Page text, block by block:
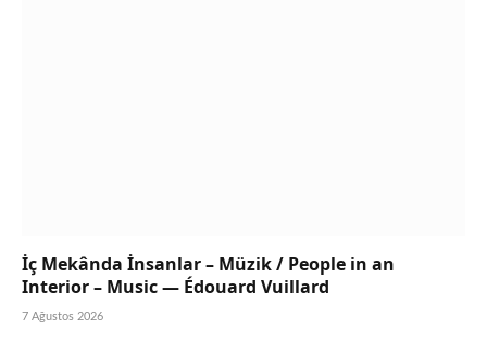
İç Mekânda İnsanlar – Müzik / People in an
Interior – Music — Édouard Vuillard
7 Ağustos 2026